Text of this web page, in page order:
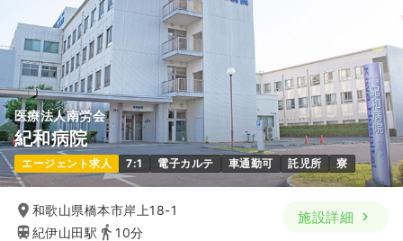
医療法人南労会
紀和病院
エージェント求人 7:1 電子カルテ 車通勤可 託児所 寮
和歌山県橋本市岸上18-1
紀伊山田駅
10分
施設詳細